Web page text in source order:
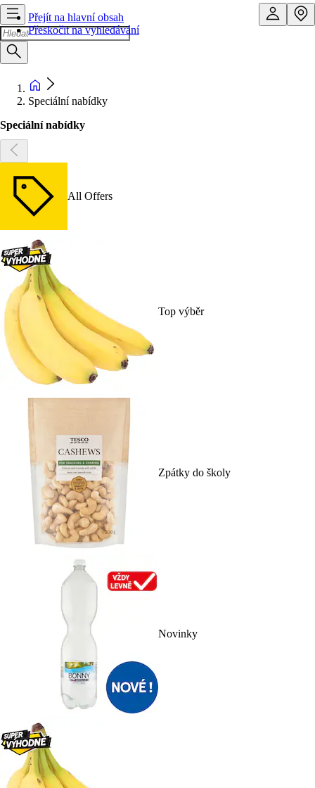
Přejít na hlavní obsah
Přeskočit na vyhledávání
Speciální nabídky
Speciální nabídky
All Offers
Top výběr
Zpátky do školy
Novinky